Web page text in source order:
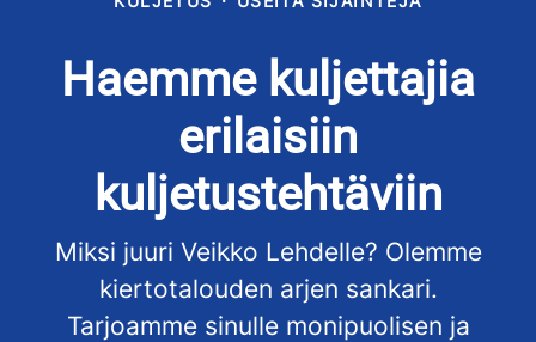
Haemme kuljettajia
erilaisiin
kuljetustehtäviin
Miksi juuri Veikko Lehdelle? Olemme
kiertotalouden arjen sankari.
Tarjoamme sinulle monipuolisen ja